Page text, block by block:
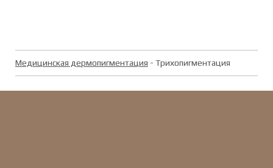
Медицинская дермопигментация - Трихопигментация